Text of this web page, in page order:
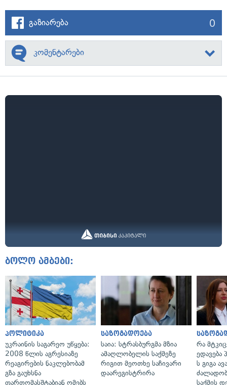
გაზიარება 0
კომენტარები
ბოლო ამბები:
პოლიტიკა
უკრაინის საგარეო უწყება:
2008 წლის აგრესიაზე
რეაგირების ნაკლებობამ
გზა გაუხსნა
ფართომასშტაბიან ომებს
საზოგადოება
საია: სტრასბურგმა მზია
ამაღლობელის საქმეზე
რიგით მეოთხე საჩივარი
დაარეგისტრირა
რა
ედავება
ს გიგა
საქმის